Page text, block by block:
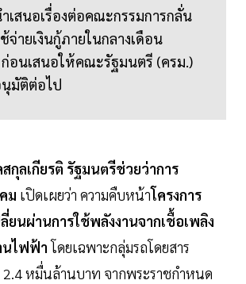
เสนอเรื่องต่อคณะกรรมการกลั่น
จ่ายเงินกู้ภายในกลางเดือน
อนเสนอให้คณะรัฐมนตรี (ครม.)
มัติต่อไป
กุลเกียรติ รัฐมนตรีช่วยว่าการ
ม เปิดเผยว่า ความคืบหน้าโครงการ
ยนผ่านการใช้พลังงานจากเชื้อเพลิง
นไฟฟ้าโดยเฉพาะกลุ่มรถโดยสาร
2.4 หมื่นล้านบาท จากพระราชกำหนด